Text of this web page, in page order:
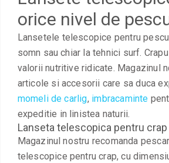
orice nivel de
Lansetele telescopice pentru
somn sau chiar la tehnici surf.
valorii nutritive ridicate. Magazinul
articole si accesorii care sa duca
momeli de carlig, imbracaminte
expeditie in linistea naturii.
Lanseta telescopica pentru
Magazinul nostru recomanda
telescopice pentru crap, cu